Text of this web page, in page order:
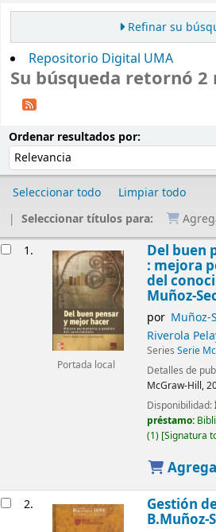
Refinar su
Repositorio Digital UMA
Su búsqueda retornó 2
Ordenar resultados por:
Seleccionar todo
Limpiar todo
Seleccionar títulos para:
1.
Portada local
Del buen
: mejora
del
Muñoz-
por Muñoz-
Riverola
Series Serie
Detalles de
McGraw-Hill,
Disponibilidad:
préstamo:
(1) Signatura
2. Gestión
B.Muñoz-